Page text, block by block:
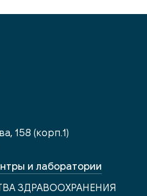
158 (корп.1)
и лаборатории
ЗДРАВООХРАНЕНИЯ